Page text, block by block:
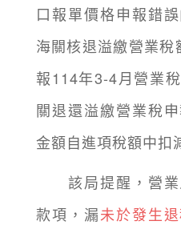
口報單價格申報錯
海關核退溢繳營業
報114年3-4月營業
關退還溢繳營業稅
金額自進項稅額中扣
該局提醒，營業
款項，漏未於發生